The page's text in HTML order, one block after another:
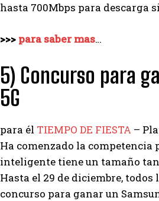
hasta 700Mbps para descarga
>>> para saber mas…
5) Concurso para
5G
para él TIEMPO DE FIESTA –
Ha comenzado la competencia
inteligente tiene un tamaño
Hasta el 29 de diciembre,
concurso para ganar un